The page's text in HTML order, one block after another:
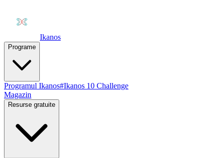
Ikanos
Programe
Programul Ikanos#Ikanos 10 Challenge
Magazin
Resurse gratuite